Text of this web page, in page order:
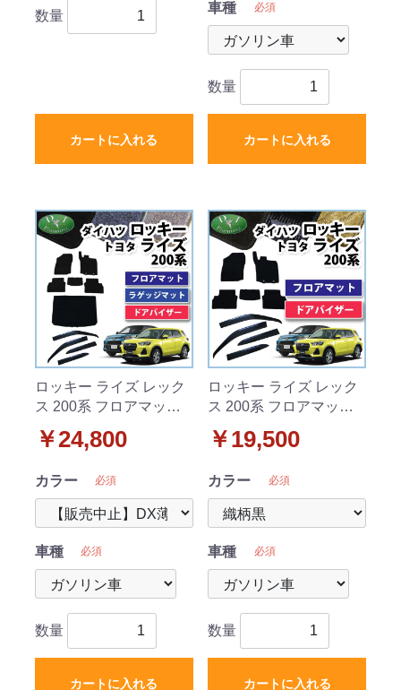
数量
カートに入れる
車種 必須
数量
カートに入れる
ロッキー ライズ レック
ス 200系 フロアマット
アバイザー セット DXシ
￥24,800
カラー 必須
車種 必須
数量
カートに入れる
ロッキー ライズ レック
ス 200系 フロアマット
織柄シリーズ 社外新品
￥19,500
カラー 必須
車種 必須
数量
カートに入れる